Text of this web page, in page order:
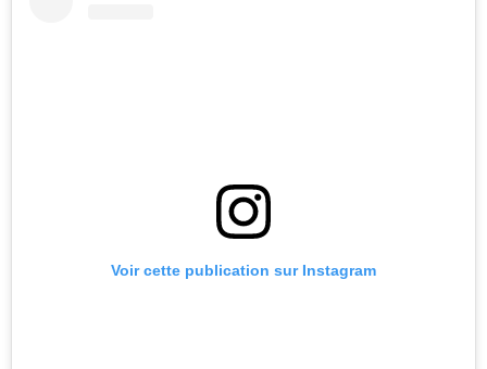
Voir cette publication sur Instagram